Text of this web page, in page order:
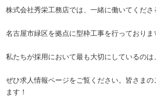
株式会社秀栄工務店では、一緒に働いてくださ
名古屋市緑区を拠点に型枠工事を行っておりま
私たちが採用において最も大切にしているのは
ぜひ求人情報ページをご覧ください。皆さま
ます！